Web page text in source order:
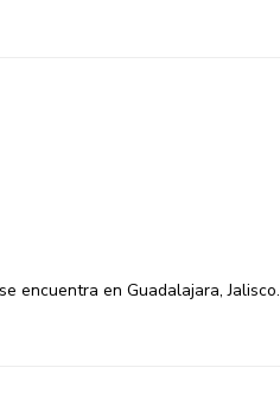
encuentra en Guadalajara, Jalisco.